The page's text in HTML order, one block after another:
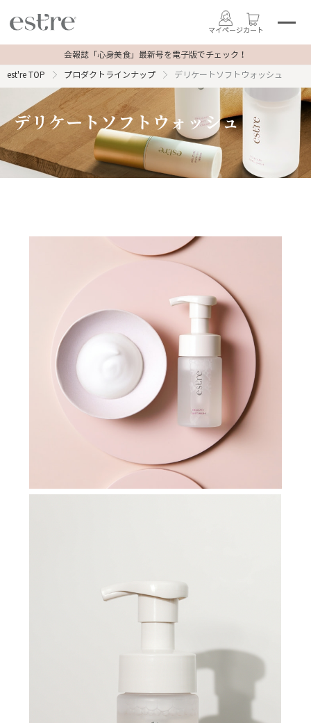
マイページカート
会報誌「心身美食」最新号を電子版でチェック！
est're TOP
プロダクトラインナップ デリケートソフトウォッシュ
デリケートソフトウォッシュ